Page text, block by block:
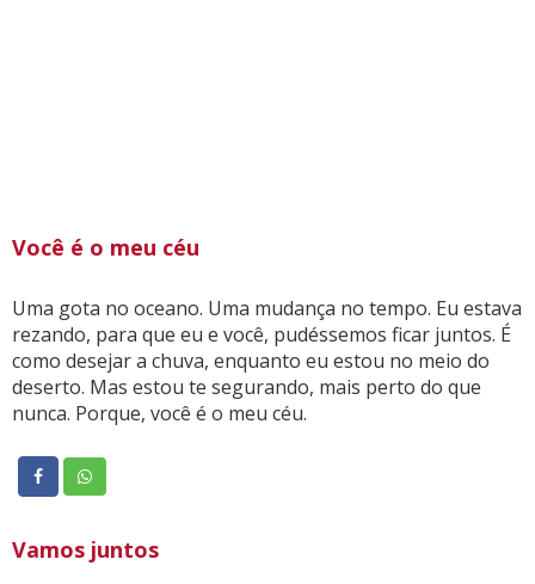
Você é o meu céu
Uma gota no oceano. Uma mudança no tempo. Eu estava
rezando, para que eu e você, pudéssemos ficar juntos. É
como desejar a chuva, enquanto eu estou no meio do
deserto. Mas estou te segurando, mais perto do que
nunca. Porque, você é o meu céu.
Vamos juntos